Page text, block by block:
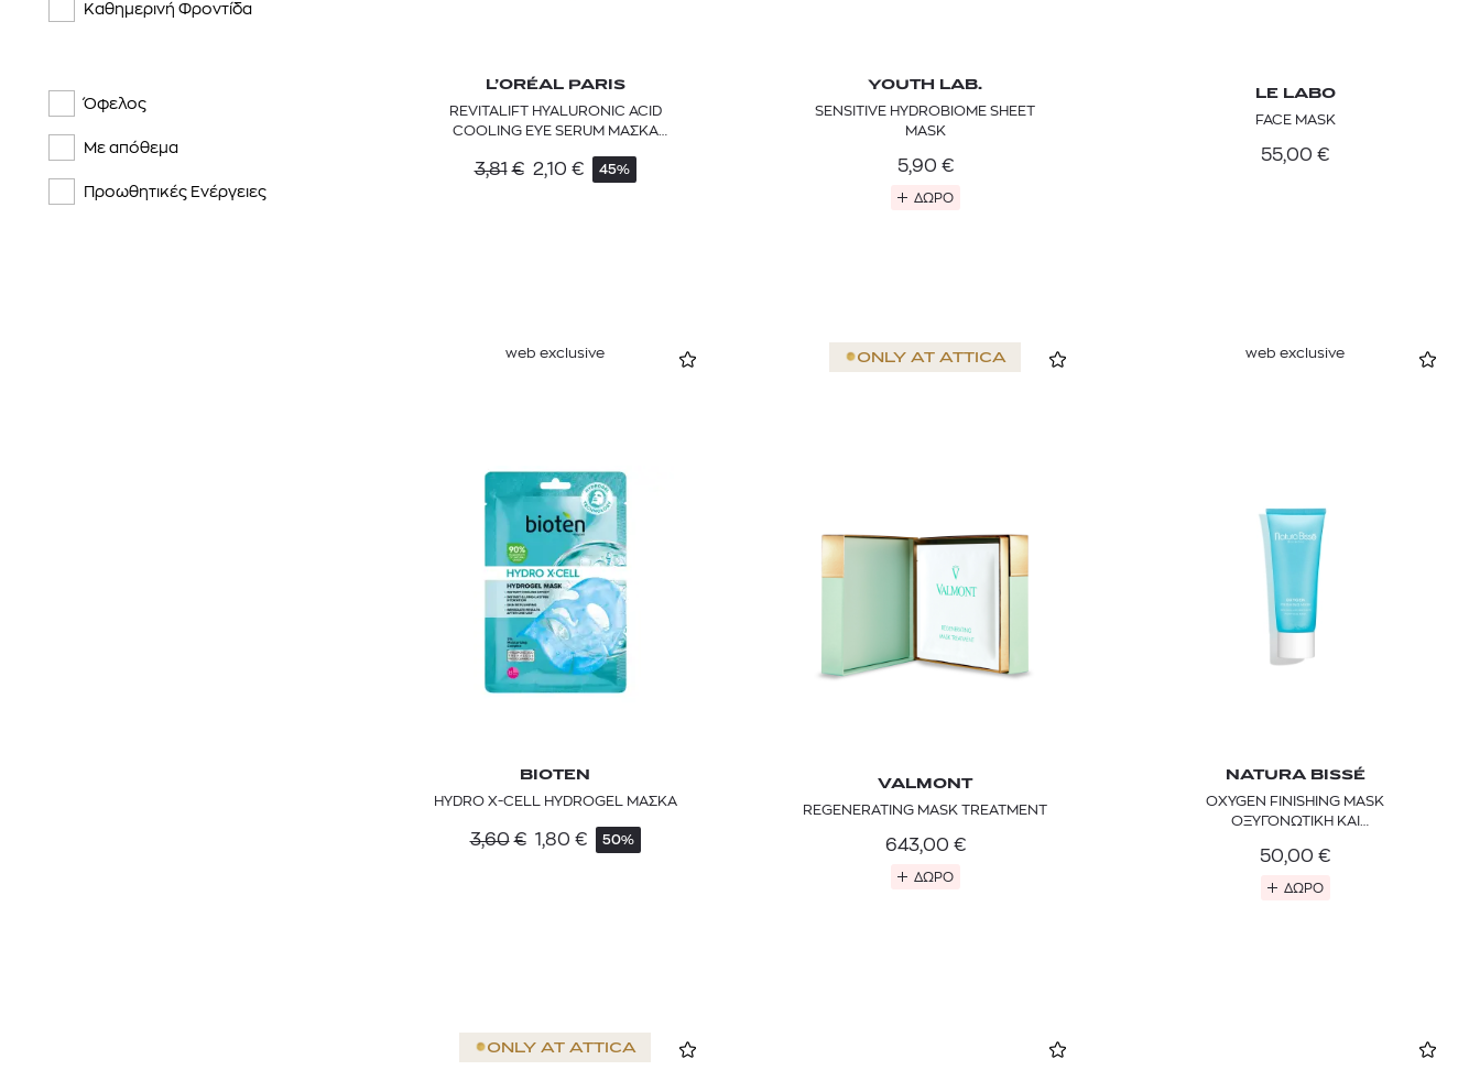
Καθημερινή Φροντίδα
Όφελος
Με απόθεμα
Προωθητικές Ενέργειες
L’ORÉAL PARIS
REVITALIFT HYALURONIC ACID
COOLING EYE SERUM ΜΑΣΚΑ
3,81 € 2,10 € 45%
YOUTH LAB.
SENSITIVE HYDROBIOME SHEET
MASK
5,90 €
ΔΩΡΟ
LE LABO
FACE MASK
55,00 €
web exclusive
BIOTEN
HYDRO X-CELL HYDROGEL ΜΑΣΚΑ
3,60 € 1,80 € 50%
ONLY AT ATTICA
VALMONT
REGENERATING MASK TREATMENT
643,00 €
ΔΩΡΟ
web exclusive
NATURA BISSÉ
OXYGEN FINISHING MASK
ΟΞΥΓΟΝΩΤΙΚΗ ΚΑΙ
ΠΡΟΣΩΠΟΥ
50,00 €
ΔΩΡΟ
ONLY AT ATTICA